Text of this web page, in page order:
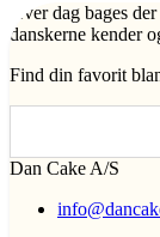
Hver dag bages
danskerne kender
Find din favorit
Dan Cake A/S